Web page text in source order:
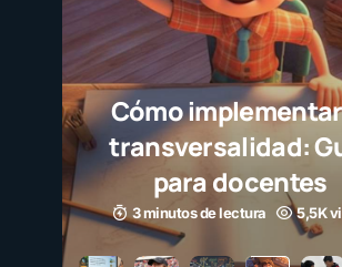
Cómo
transversalidad:
para docentes
3 minutos de lectura 5,5K